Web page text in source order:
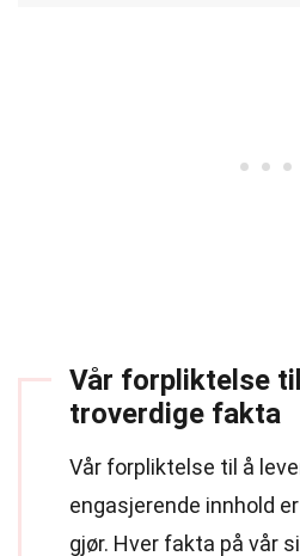
Vår forpliktelse til
troverdige fakta
Vår forpliktelse til å
engasjerende innhold
gjør. Hver fakta på vår